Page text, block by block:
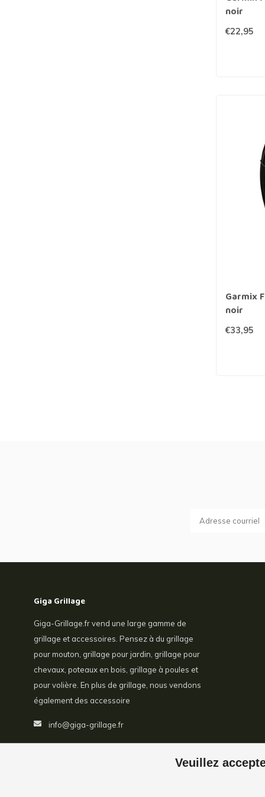
noir
€22,95
Garmix
noir
€33,95
Veuillez
Giga Grillage
Giga-Grillage.fr vend une large gamme de
grillage et accessoires. Pensez à du grillage
pour mouton, grillage pour jardin, grillage pour
chevaux, poteaux en bois, grillage à poules et
pour volière. En plus de grillage, nous vendons
également des accessoire
info@giga-grillage.fr